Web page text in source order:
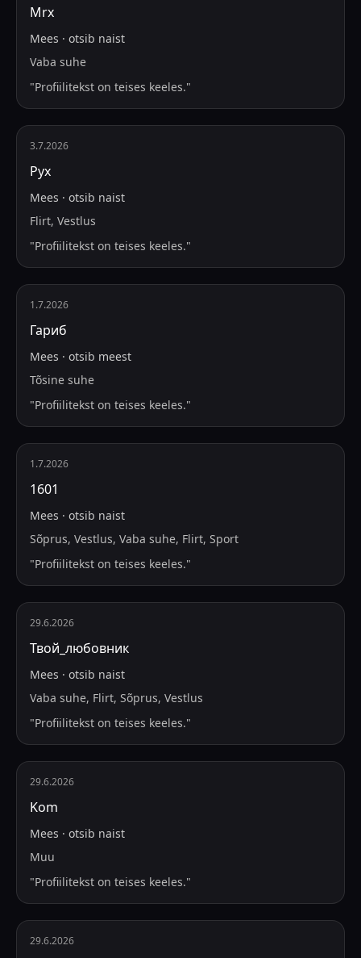
Mrx
Mees · otsib naist
Vaba suhe
"Profiilitekst on teises keeles."
3.7.2026
Рух
Mees · otsib naist
Flirt, Vestlus
"Profiilitekst on teises keeles."
1.7.2026
Гариб
Mees · otsib meest
Tõsine suhe
"Profiilitekst on teises keeles."
1.7.2026
1601
Mees · otsib naist
Sõprus, Vestlus, Vaba suhe, Flirt, Sport
"Profiilitekst on teises keeles."
29.6.2026
Твой_любовник
Mees · otsib naist
Vaba suhe, Flirt, Sõprus, Vestlus
"Profiilitekst on teises keeles."
29.6.2026
Kom
Mees · otsib naist
Muu
"Profiilitekst on teises keeles."
29.6.2026